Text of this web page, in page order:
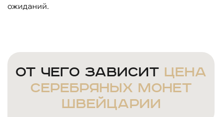
ожиданий.
От чего зависит цена
серебряных монет
Швейцарии